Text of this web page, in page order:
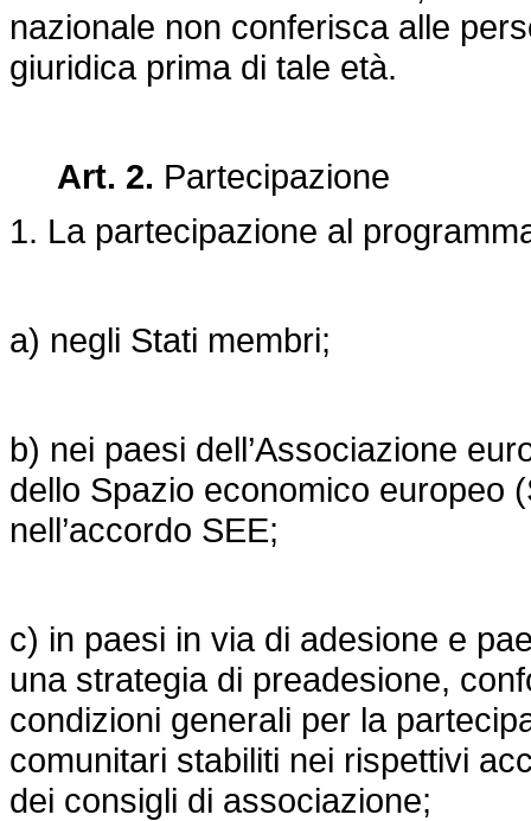
nazionale non conferisca alle
giuridica prima di tale età.
Art. 2. Partecipazione
1. La partecipazione al
a) negli Stati membri;
b) nei paesi dell’Associazione
dello Spazio economico europeo
nell’accordo SEE;
c) in paesi in via di adesione e
una strategia di preadesione,
condizioni generali per la
comunitari stabiliti nei rispettivi
dei consigli di associazione;